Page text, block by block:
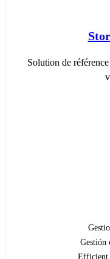
Solution de
Gestión
Efficient